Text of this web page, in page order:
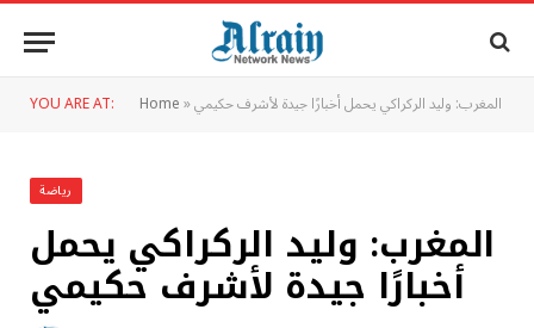
YOU ARE AT: Home»المغرب: وليد الركراكي يحمل أخبارًا جيدة لأشرف حكيمي
رياضة
المغرب: وليد الركراكي يحمل
أخبارًا جيدة لأشرف حكيمي